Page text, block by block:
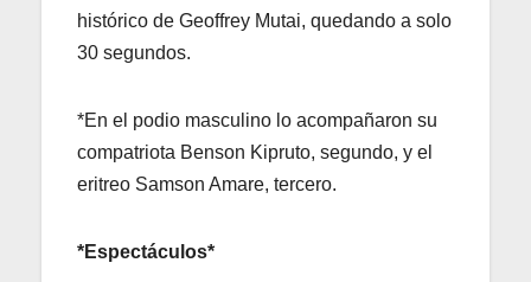
histórico de Geoffrey Mutai, quedando a solo
30 segundos.
*En el podio masculino lo acompañaron su
compatriota Benson Kipruto, segundo, y el
eritreo Samson Amare, tercero.
*Espectáculos*